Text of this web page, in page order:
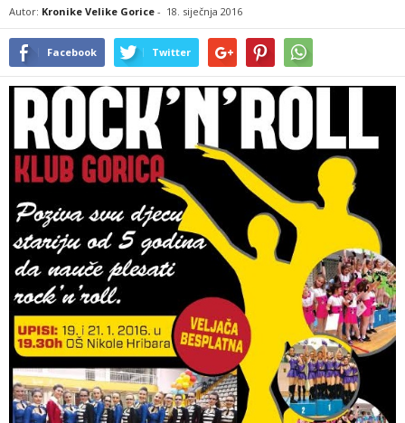
Autor: Kronike Velike Gorice - 18. siječnja 2016
Facebook Twitter